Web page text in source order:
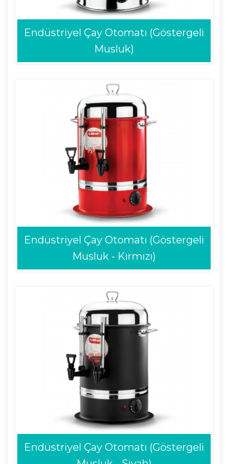
Endüstriyel Çay Otomatı (Göstergeli
Musluk)
Endüstriyel Çay Otomatı (Göstergeli
Musluk - Kırmızı)
Endüstriyel Çay Otomatı (Göstergeli